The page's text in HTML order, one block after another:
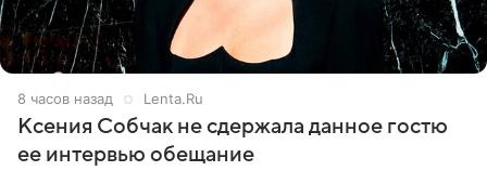
8 часов назад Lenta.Ru
Ксения Собчак не сдержала данное гостю
ее интервью обещание